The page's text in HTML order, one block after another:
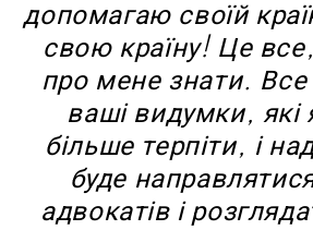
допомагаю своїй
свою країну! Це
про мене знати.
ваші видумки, які
більше терпіти, і
буде
адвокатів і